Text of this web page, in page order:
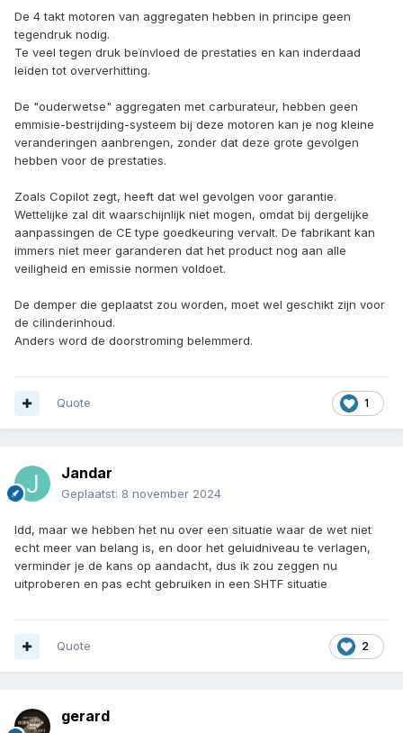
De 4 takt motoren van aggregaten hebben in principe geen
tegendruk nodig.
Te veel tegen druk beïnvloed de prestaties en kan inderdaad
leiden tot oververhitting.
De "ouderwetse" aggregaten met carburateur, hebben geen
emmisie-bestrijding-systeem bij deze motoren kan je nog kleine
veranderingen aanbrengen, zonder dat deze grote gevolgen
hebben voor de prestaties.
Zoals Copilot zegt, heeft dat wel gevolgen voor garantie.
Wettelijke zal dit waarschijnlijk niet mogen, omdat bij dergelijke
aanpassingen de CE type goedkeuring vervalt. De fabrikant kan
immers niet meer garanderen dat het product nog aan alle
veiligheid en emissie normen voldoet.
De demper die geplaatst zou worden, moet wel geschikt zijn voor
de cilinderinhoud.
Anders word de doorstroming belemmerd.
1
Quote
Jandar
Geplaatst: 8 november 2024
Idd, maar we hebben het nu over een situatie waar de wet niet
echt meer van belang is, en door het geluidniveau te verlagen,
verminder je de kans op aandacht, dus ik zou zeggen nu
uitproberen en pas echt gebruiken in een SHTF situatie
2
Quote
gerard